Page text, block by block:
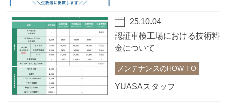
25.10.04
認証車検工場における技術料
金について
メンテナンスのHOW TO
YUASAスタッフ